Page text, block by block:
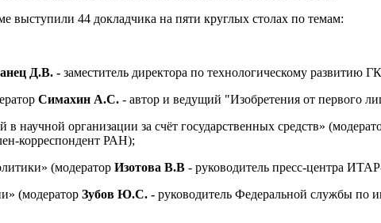
выступили 44 докладчика на пяти круглых столах по темам:
Д.В. - заместитель директора по технологическому развитию
Симахин А.С. - автор и ведущий "Изобретения от первого
научной организации за счёт государственных средств»
корреспондент РАН);
(модератор Изотова В.В - руководитель пресс-центра
(модератор Зубов Ю.С. - руководитель Федеральной службы по